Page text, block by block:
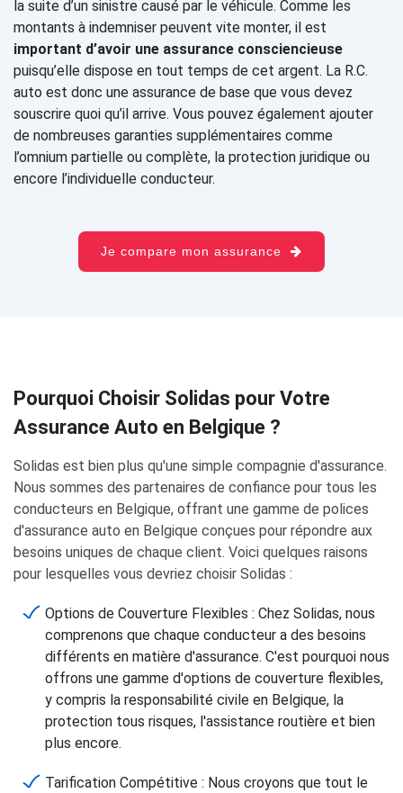
la suite d’un sinistre causé par le véhicule. Comme les
montants à indemniser peuvent vite monter, il est
important d’avoir une assurance consciencieuse
puisqu’elle dispose en tout temps de cet argent. La R.C.
auto est donc une assurance de base que vous devez
souscrire quoi qu’il arrive. Vous pouvez également ajouter
de nombreuses garanties supplémentaires comme
l’omnium partielle ou complète, la protection juridique ou
encore l’individuelle conducteur.
Je compare mon assurance
Pourquoi Choisir Solidas pour Votre
Assurance Auto en Belgique ?
Solidas est bien plus qu'une simple compagnie d'assurance.
Nous sommes des partenaires de confiance pour tous les
conducteurs en Belgique, offrant une gamme de polices
d'assurance auto en Belgique conçues pour répondre aux
besoins uniques de chaque client. Voici quelques raisons
pour lesquelles vous devriez choisir Solidas :
Options de Couverture Flexibles : Chez Solidas, nous
comprenons que chaque conducteur a des besoins
différents en matière d'assurance. C'est pourquoi nous
offrons une gamme d'options de couverture flexibles,
y compris la responsabilité civile en Belgique, la
protection tous risques, l'assistance routière et bien
plus encore.
Tarification Compétitive : Nous croyons que tout le